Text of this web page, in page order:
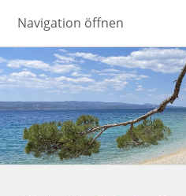
Navigation öffnen